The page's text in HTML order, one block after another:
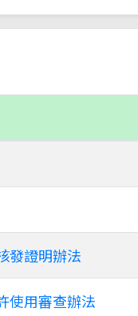
發證明辦法
使用審查辦法